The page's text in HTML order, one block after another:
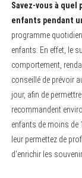
Savez-vous à
enfants pendant
programme
enfants. En effet, le
comportement,
conseillé de prévoir
jour, afin de
recommandent
enfants de moins de
leur permettez de
d’enrichir les